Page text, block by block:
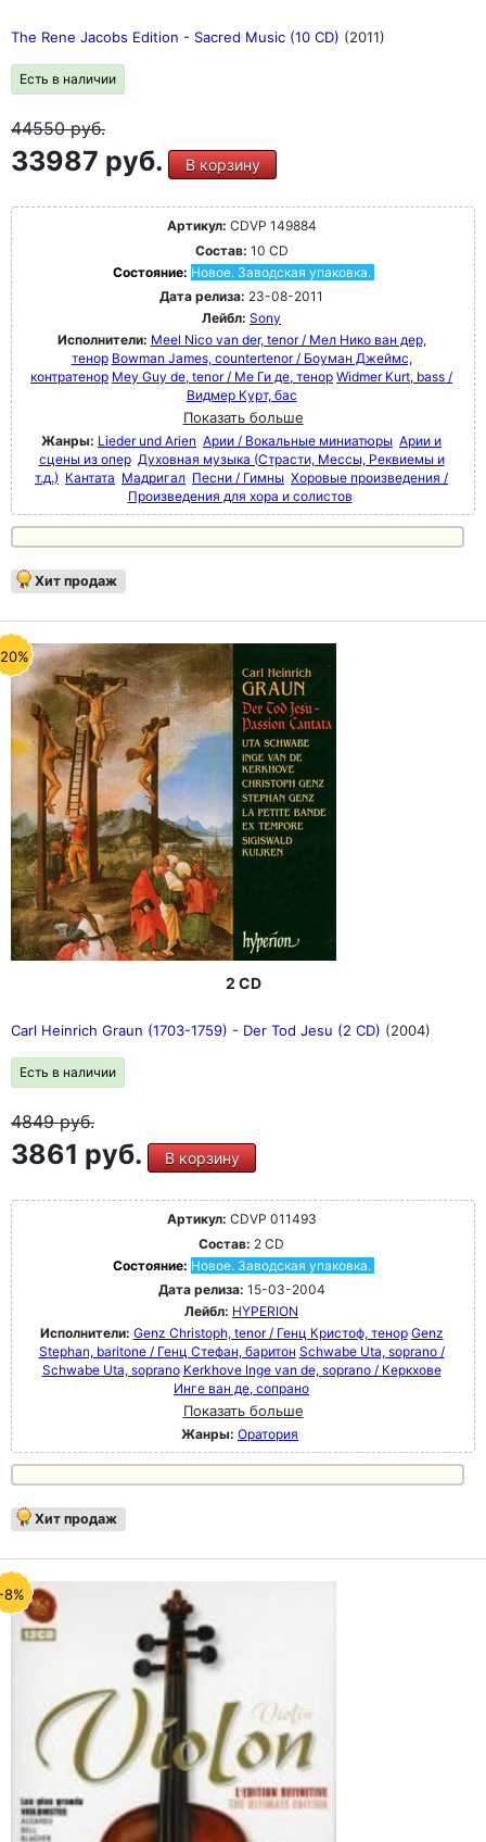
The Rene Jacobs Edition - Sacred Music (10 CD) (2011)
Есть в наличии
44550руб.
33987 руб. В корзину
Артикул: CDVP 149884
Состав: 10 CD
Состояние: Новое. Заводская упаковка.
Дата релиза: 23-08-2011
Лейбл: Sony
Исполнители: Meel Nico van der, tenor / Мел Нико ван дер,
тенор Bowman James, countertenor / Боуман Джеймс,
контратенор Mey Guy de, tenor / Ме Ги де, тенор Widmer Kurt, bass /
Видмер Курт, бас
Показать больше
Жанры: Lieder und Arien Арии / Вокальные миниатюры Арии и
сцены из опер Духовная музыка (Страсти, Мессы, Реквиемы и
т.д.) Кантата Мадригал Песни / Гимны Хоровые произведения /
Произведения для хора и солистов
Хит продаж
2 CD
Carl Heinrich Graun (1703-1759) - Der Tod Jesu (2 CD) (2004)
Есть в наличии
4849руб.
3861 руб. В корзину
Артикул: CDVP 011493
Состав: 2 CD
Состояние: Новое. Заводская упаковка.
Дата релиза: 15-03-2004
Лейбл: HYPERION
Исполнители: Genz Christoph, tenor / Генц Кристоф, тенор Genz
Stephan, baritone / Генц Стефан, баритон Schwabe Uta, soprano /
Schwabe Uta, soprano Kerkhove Inge van de, soprano / Керкхове
Инге ван де, сопрано
Показать больше
Жанры: Оратория
Хит продаж
8%